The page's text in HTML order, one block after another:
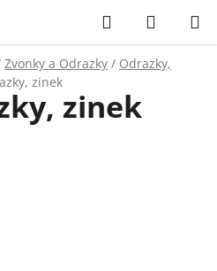
Hledat
KOŠÍK
Zvonky a Odrazky / Odrazky,
zinek
zinek